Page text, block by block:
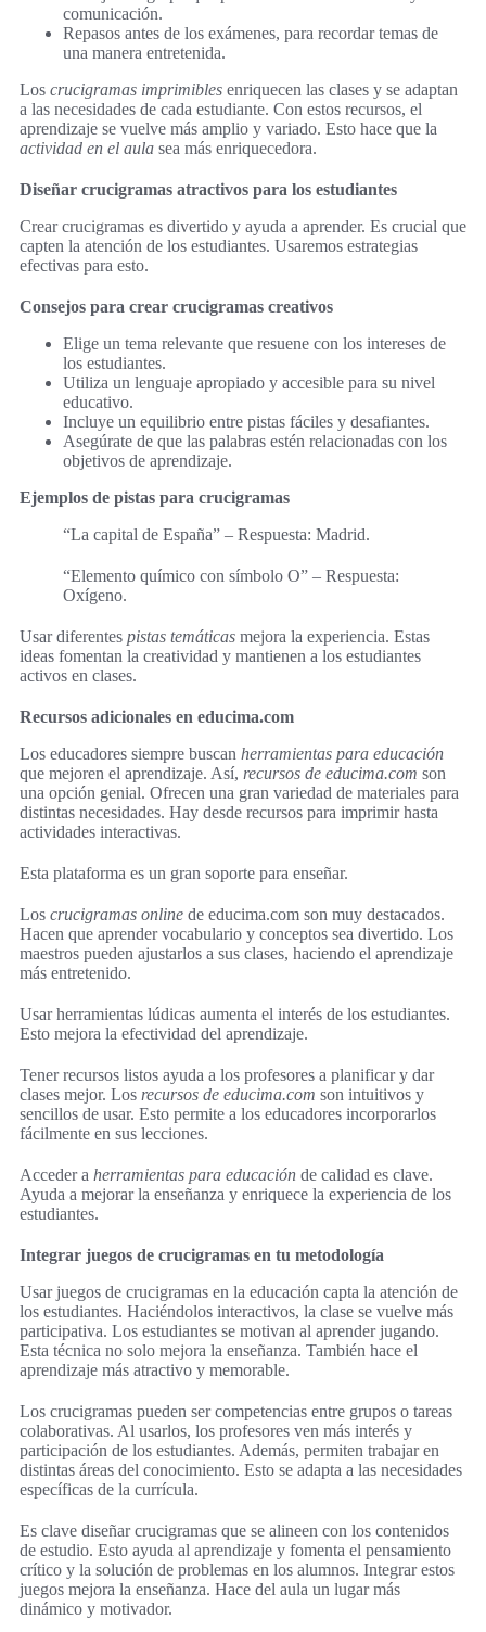
comunicación.
Repasos antes de los exámenes, para recordar temas de
una manera entretenida.
Los crucigramas imprimibles enriquecen las clases y se adaptan
a las necesidades de cada estudiante. Con estos recursos, el
aprendizaje se vuelve más amplio y variado. Esto hace que la
actividad en el aula sea más enriquecedora.
Diseñar crucigramas atractivos para los estudiantes
Crear crucigramas es divertido y ayuda a aprender. Es crucial que
capten la atención de los estudiantes. Usaremos estrategias
efectivas para esto.
Consejos para crear crucigramas creativos
Elige un tema relevante que resuene con los intereses de
los estudiantes.
Utiliza un lenguaje apropiado y accesible para su nivel
educativo.
Incluye un equilibrio entre pistas fáciles y desafiantes.
Asegúrate de que las palabras estén relacionadas con los
objetivos de aprendizaje.
Ejemplos de pistas para crucigramas
“La capital de España” – Respuesta: Madrid.
“Elemento químico con símbolo O” – Respuesta:
Oxígeno.
Usar diferentes pistas temáticas mejora la experiencia. Estas
ideas fomentan la creatividad y mantienen a los estudiantes
activos en clases.
Recursos adicionales en educima.com
Los educadores siempre buscan herramientas para educación
que mejoren el aprendizaje. Así, recursos de educima.com son
una opción genial. Ofrecen una gran variedad de materiales para
distintas necesidades. Hay desde recursos para imprimir hasta
actividades interactivas.
Esta plataforma es un gran soporte para enseñar.
Los crucigramas online de educima.com son muy destacados.
Hacen que aprender vocabulario y conceptos sea divertido. Los
maestros pueden ajustarlos a sus clases, haciendo el aprendizaje
más entretenido.
Usar herramientas lúdicas aumenta el interés de los estudiantes.
Esto mejora la efectividad del aprendizaje.
Tener recursos listos ayuda a los profesores a planificar y dar
clases mejor. Los recursos de educima.com son intuitivos y
sencillos de usar. Esto permite a los educadores incorporarlos
fácilmente en sus lecciones.
Acceder a herramientas para educación de calidad es clave.
Ayuda a mejorar la enseñanza y enriquece la experiencia de los
estudiantes.
Integrar juegos de crucigramas en tu metodología
Usar juegos de crucigramas en la educación capta la atención de
los estudiantes. Haciéndolos interactivos, la clase se vuelve más
participativa. Los estudiantes se motivan al aprender jugando.
Esta técnica no solo mejora la enseñanza. También hace el
aprendizaje más atractivo y memorable.
Los crucigramas pueden ser competencias entre grupos o tareas
colaborativas. Al usarlos, los profesores ven más interés y
participación de los estudiantes. Además, permiten trabajar en
distintas áreas del conocimiento. Esto se adapta a las necesidades
específicas de la currícula.
Es clave diseñar crucigramas que se alineen con los contenidos
de estudio. Esto ayuda al aprendizaje y fomenta el pensamiento
crítico y la solución de problemas en los alumnos. Integrar estos
juegos mejora la enseñanza. Hace del aula un lugar más
dinámico y motivador.